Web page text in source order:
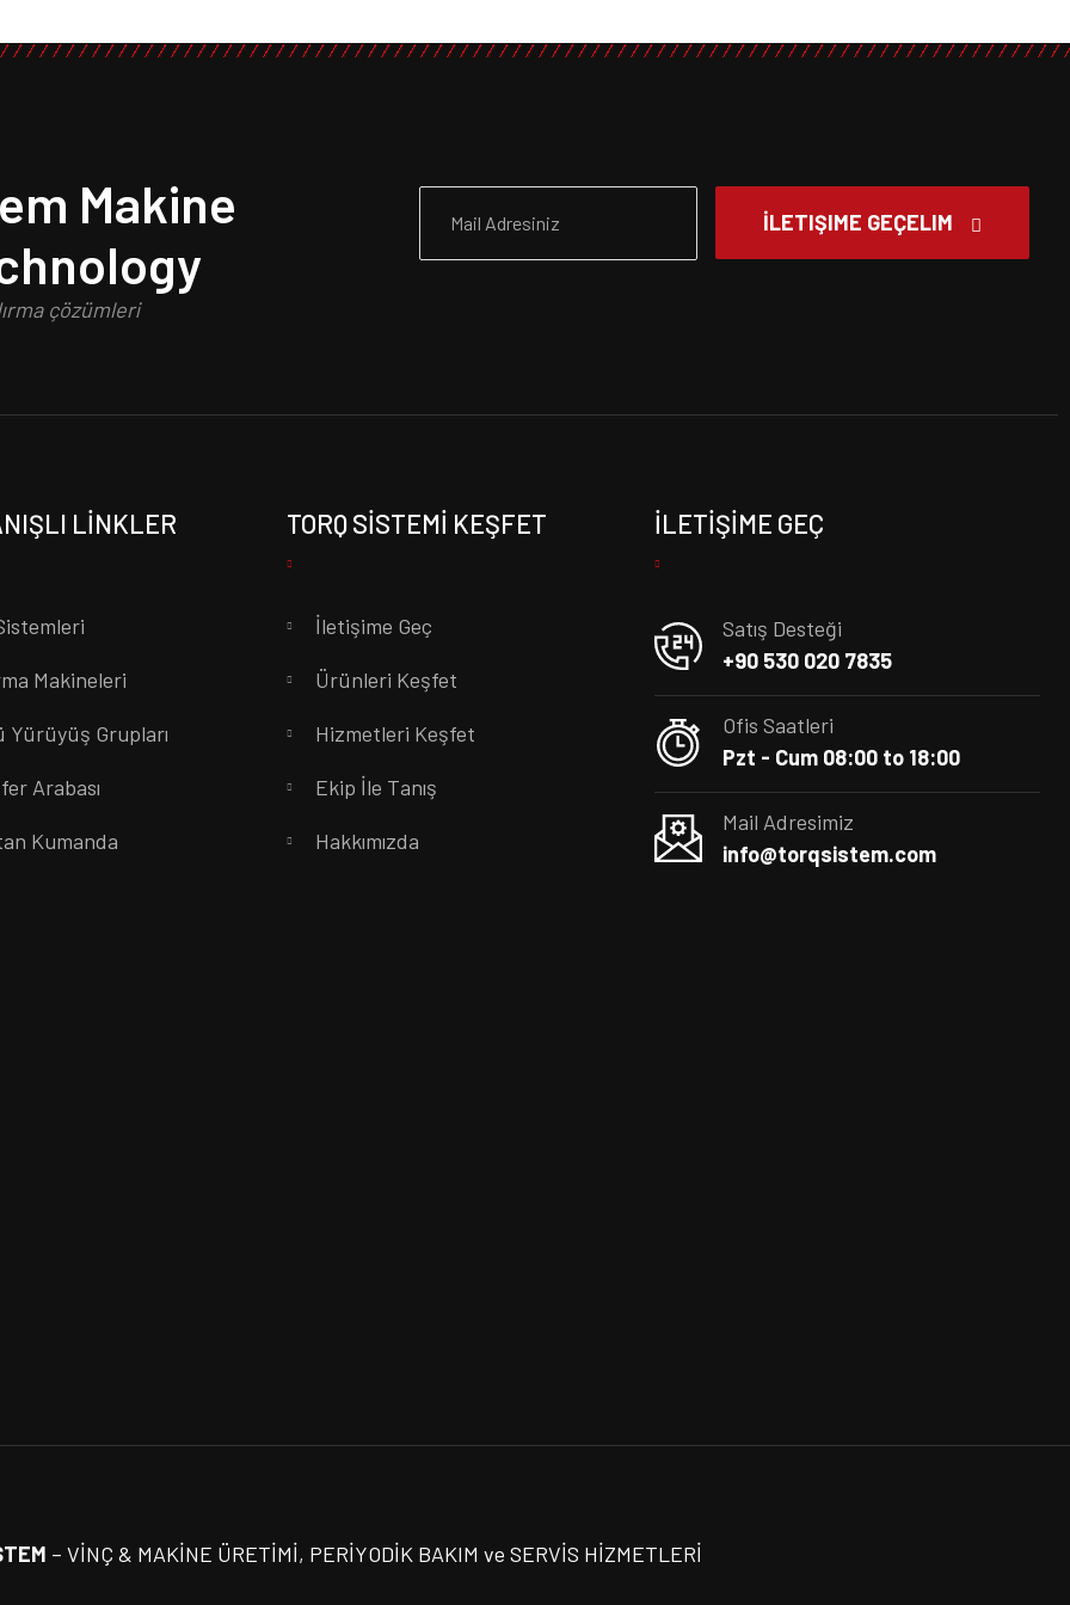
Makine
çözümleri
İLETIŞIME GEÇELIM
LINKLER
Makineleri
Yürüyüş Grupları
Arabası
Kumanda
TORQ SISTEMI KEŞFET
İletişime Geç
Ürünleri Keşfet
Hizmetleri Keşfet
Ekip İle Tanış
Hakkımızda
İLETIŞIME GEÇ
Satış Desteği
+90 530 020 7835
Ofis Saatleri
Pzt - Cum 08:00 to 18:00
Mail Adresimiz
info@torqsistem.com
– VİNÇ & MAKİNE ÜRETİMİ, PERİYODİK BAKIM ve SERVİS HİZMETLERİ